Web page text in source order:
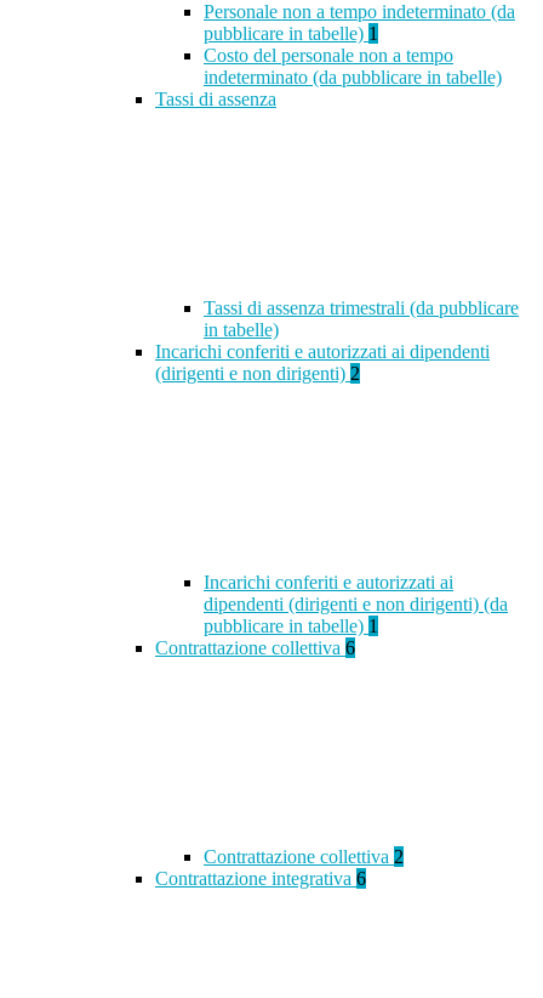
Personale non a tempo indeterminato (da
pubblicare in tabelle) 1
Costo del personale non a tempo
indeterminato (da pubblicare in tabelle)
Tassi di assenza
Tassi di assenza trimestrali (da pubblicare
in tabelle)
Incarichi conferiti e autorizzati ai dipendenti
(dirigenti e non dirigenti) 2
Incarichi conferiti e autorizzati ai
dipendenti (dirigenti e non dirigenti) (da
pubblicare in tabelle) 1
Contrattazione collettiva 6
Contrattazione collettiva 2
Contrattazione integrativa 6